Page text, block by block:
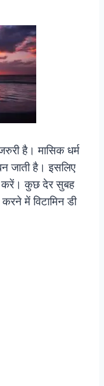
है। मासिक धर्म
जाती है। इसलिए
करें। कुछ देर सुबह
में विटामिन डी